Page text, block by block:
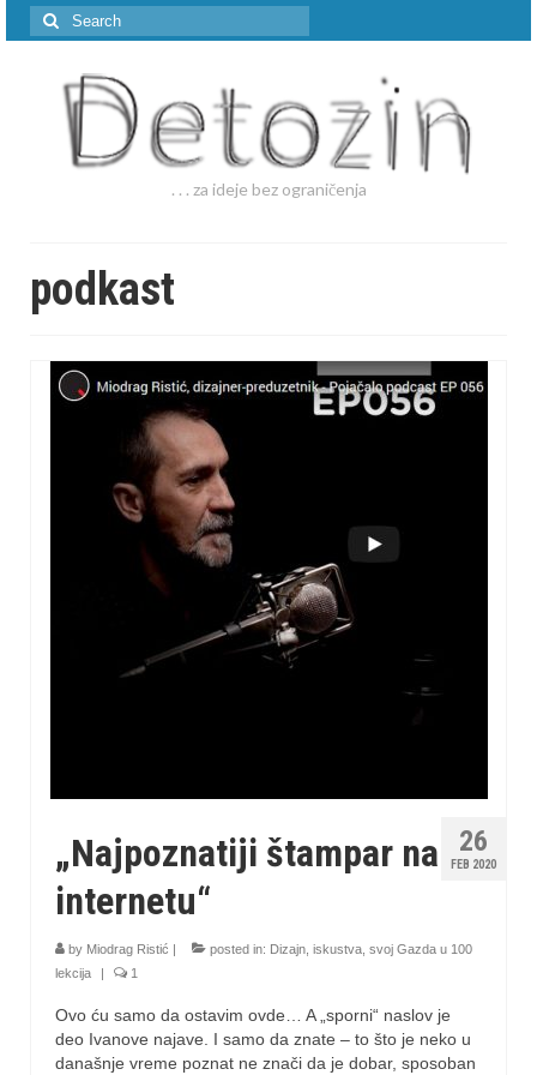
Search
for:
. . . za ideje bez ograničenja
podkast
26
FEB 2020
„Najpoznatiji štampar na
internetu“
by Miodrag Ristić | posted in: Dizajn iskustva svoj Gazda u 100
lekcija
| 1
Ovo ću samo da ostavim ovde… A „sporni“ naslov je
deo Ivanove najave. I samo da znate – to što je neko u
današnje vreme poznat ne znači da je dobar, sposoban